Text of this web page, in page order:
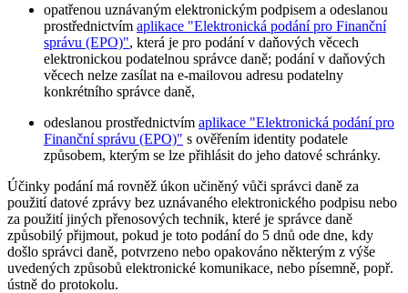
opatřenou uznávaným elektronickým podpisem a odeslanou
prostřednictvím aplikace "Elektronická podání pro Finanční
správu (EPO)", která je pro podání v daňových věcech
elektronickou podatelnou správce daně; podání v daňových
věcech nelze zasílat na e-mailovou adresu podatelny
konkrétního správce daně,
odeslanou prostřednictvím aplikace "Elektronická podání pro
Finanční správu (EPO)" s ověřením identity podatele
způsobem, kterým se lze přihlásit do jeho datové schránky.
Účinky podání má rovněž úkon učiněný vůči správci daně za
použití datové zprávy bez uznávaného elektronického podpisu nebo
za použití jiných přenosových technik, které je správce daně
způsobilý přijmout, pokud je toto podání do 5 dnů ode dne, kdy
došlo správci daně, potvrzeno nebo opakováno některým z výše
uvedených způsobů elektronické komunikace, nebo písemně, popř.
ústně do protokolu.